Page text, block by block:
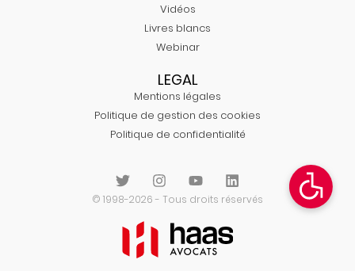
Vidéos
Livres blancs
Webinar
LEGAL
Mentions légales
Politique de gestion des cookies
Politique de confidentialité
© 1998-2026 - Tous droits réservés